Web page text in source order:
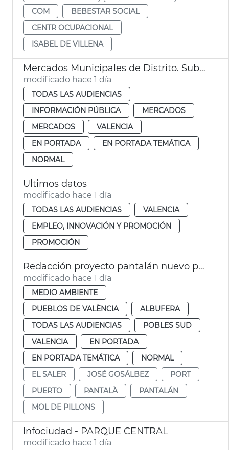
COM
BEBESTAR SOCIAL
CENTR OCUPACIONAL
ISABEL DE VILLENA
Mercados Municipales de Distrito. Subasta de puestos: 28 de septiembre de 2026
modificado hace 1 día
TODAS LAS AUDIENCIAS
INFORMACIÓN PÚBLICA
MERCADOS
MERCADOS
VALENCIA
EN PORTADA
EN PORTADA TEMÁTICA
NORMAL
Ultimos datos
modificado hace 1 día
TODAS LAS AUDIENCIAS
VALENCIA
EMPLEO, INNOVACIÓN Y PROMOCIÓN
PROMOCIÓN
Redacción proyecto pantalán nuevo pantalán puerto de El Saler València
modificado hace 1 día
MEDIO AMBIENTE
PUEBLOS DE VALÈNCIA
ALBUFERA
TODAS LAS AUDIENCIAS
POBLES SUD
VALENCIA
EN PORTADA
EN PORTADA TEMÁTICA
NORMAL
EL SALER
JOSÉ GOSÁLBEZ
PORT
PUERTO
PANTALÀ
PANTALÁN
MOL DE PILLONS
Infociudad - PARQUE CENTRAL
modificado hace 1 día